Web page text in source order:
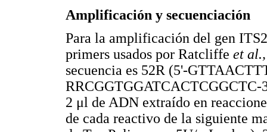
Amplificación y secuenciación
Para la amplificación del gen
primers usados por Ratcliffe et al.,
secuencia es 52R (5'-
RRCGGTGGATCACTCGGCTC-
2 μl de ADN extraído en
de cada reactivo de la siguiente